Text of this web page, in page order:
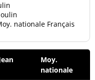
nationale Français
Moy.
nationale